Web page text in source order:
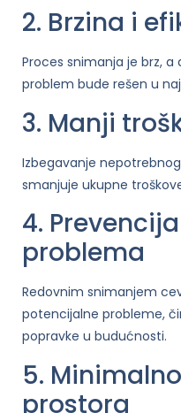
2. Brzina i
Proces snimanja je brz,
problem bude rešen u
3. Manji
Izbegavanje
smanjuje ukupne
4.
problema
Redovnim snimanjem
potencijalne probleme,
popravke u budućnosti.
5.
prostora